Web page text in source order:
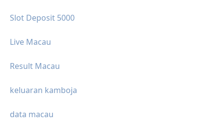
Slot Deposit 5000
Live Macau
Result Macau
keluaran kamboja
data macau